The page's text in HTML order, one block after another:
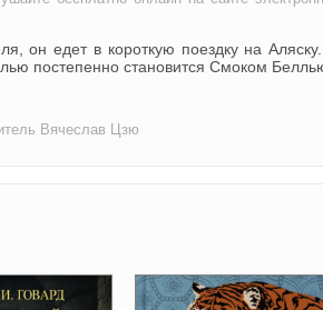
он едет в короткую поездку на
постепенно становится Смоком
Вячеслав Цзю